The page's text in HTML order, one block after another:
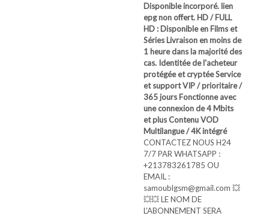
Disponible incorporé. lien
epg non offert. HD / FULL
HD : Disponible en Films et
Séries Livraison en moins de
1 heure dans la majorité des
cas. Identitée de l'acheteur
protégée et cryptéeService
et support VIP / prioritaire /
365 jours Fonctionne avec
une connexion de 4 Mbits
et plusContenu VOD
Multilangue / 4K intégré
CONTACTEZ NOUS H24
7/7 PAR WHATSAPP :
+213783261785 OU
EMAIL :
samoublgsm@gmail.com 💥
💥💥 LE NOM DE
L'ABONNEMENT SERA